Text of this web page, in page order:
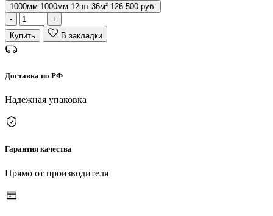
1000мм 1000мм 12шт 36м² 126 500 руб.
-
+
Купить
В закладки
Доставка по РФ
Надежная упаковка
Гарантия качества
Прямо от производителя